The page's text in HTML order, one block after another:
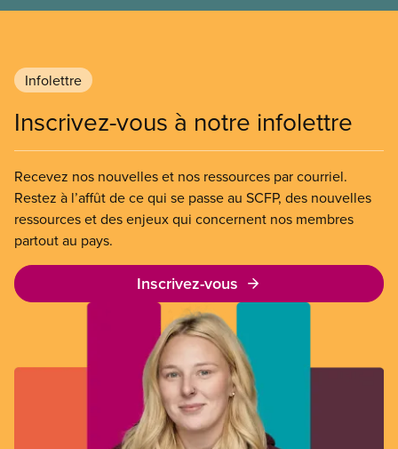
Infolettre
Inscrivez-vous à notre infolettre
Recevez nos nouvelles et nos ressources par courriel.
Restez à l’affût de ce qui se passe au SCFP, des nouvelles
ressources et des enjeux qui concernent nos membres
partout au pays.
Inscrivez-vous